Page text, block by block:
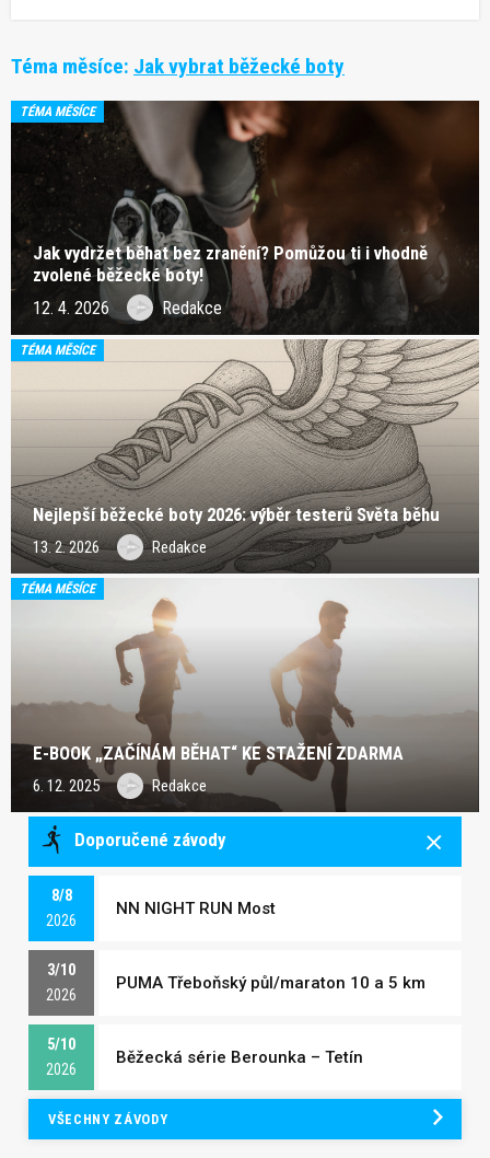
Téma měsíce: Jak vybrat běžecké boty
TÉMA MĚSÍCE
Jak vydržet běhat bez zranění? Pomůžou ti i vhodně
zvolené běžecké boty!
12. 4. 2026 Redakce
TÉMA MĚSÍCE
Nejlepší běžecké boty 2026: výběr testerů Světa běhu
13. 2. 2026 Redakce
TÉMA MĚSÍCE
E-BOOK „ZAČÍNÁM BĚHAT“ KE STAŽENÍ ZDARMA
6. 12. 2025 Redakce
Doporučené závody
8/8
2026
NN NIGHT RUN Most
3/10
2026
PUMA Třeboňský půl/maraton 10 a 5 km
5/10
2026
Běžecká série Berounka – Tetín
VŠECHNY ZÁVODY